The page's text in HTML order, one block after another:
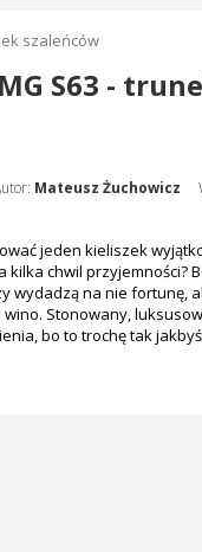
szaleńców
S63 -
Mateusz Żuchowicz
jeden kieliszek
kilka chwil przyjemności?
wydadzą na nie fortunę,
Stonowany,
bo to trochę tak